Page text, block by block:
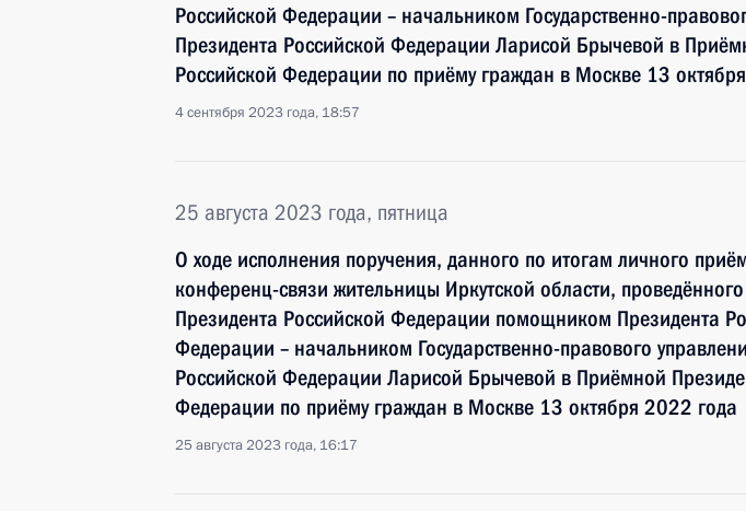
Российской Федерации – начальником Государственно-
Президента Российской Федерации Ларисой Брычевой в
Российской Федерации по приёму граждан в Москве 13
4 сентября 2023 года, 18:57
25 августа 2023 года, пятница
О ходе исполнения поручения, данного по итогам личного
конференц-связи жительницы Иркутской области,
Президента Российской Федерации помощником Президента
Федерации – начальником Государственно-правового
Российской Федерации Ларисой Брычевой в Приёмной
Федерации по приёму граждан в Москве 13 октября 2022 года
25 августа 2023 года, 16:17